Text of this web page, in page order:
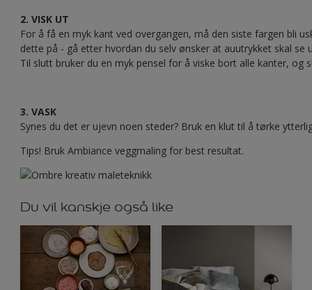
2. VISK UT
For å få en myk kant ved overgangen, må den siste fargen bli
dette på - gå etter hvordan du selv ønsker at auutrykket skal
Til slutt bruker du en myk pensel for å viske bort alle kanter, og
3. VASK
Synes du det er ujevn noen steder? Bruk en klut til å tørke
Tips! Bruk Ambiance veggmaling for best resultat.
Du vil kanskje også like